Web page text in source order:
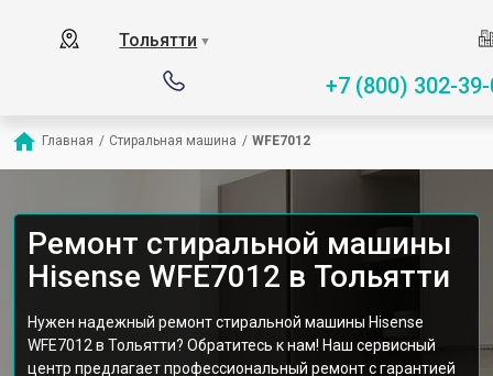
Тольятти ▼
+7 (800) 302-
Главная / Стиральная машина / WFE7012
Ремонт стиральной машины
Hisense WFE7012 в Тольятти
Нужен надежный ремонт стиральной машины Hisense
WFE7012 в Тольятти? Обратитесь к нам! Наш сервисный
центр предлагает профессиональный ремонт с гарантией